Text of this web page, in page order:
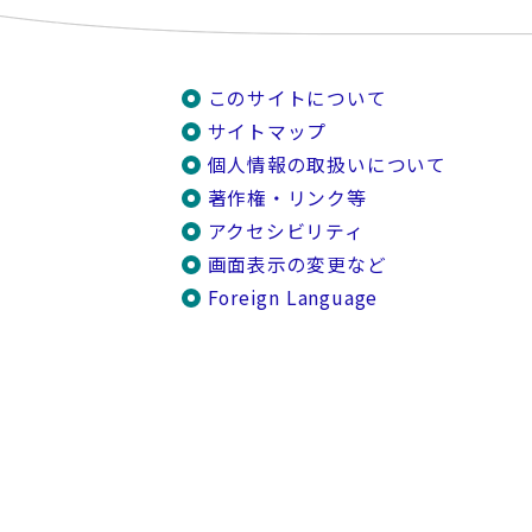
このサイトについて
サイトマップ
個人情報の取扱いについて
著作権・リンク等
アクセシビリティ
画面表示の変更など
Foreign Language